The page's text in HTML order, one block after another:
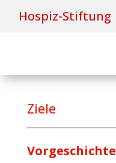
Hospiz-Stiftung
Ziele
Vorgeschichte